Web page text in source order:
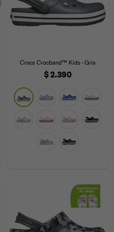
Crocs Crocband™ Kids - Gris
$2.390